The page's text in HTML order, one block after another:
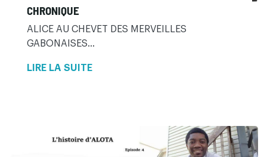
CHRONIQUE
ALICE AU CHEVET DES MERVEILLES
GABONAISES...
LIRE LA SUITE